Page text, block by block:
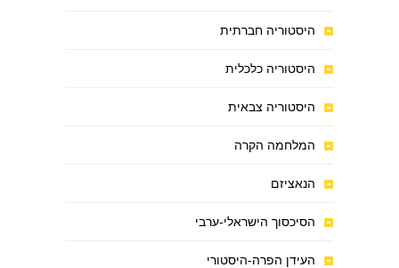
היסטוריה חברתית
היסטוריה כלכלית
היסטוריה צבאית
המלחמה הקרה
הנאציזם
הסיכסוך הישראלי-ערבי
העידן הפרה-היסטורי